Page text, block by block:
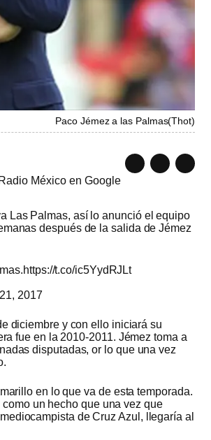
Paco Jémez a las Palmas(Thot)
México en Google
Las Palmas, así lo anunció el equipo
después de la salida de Jémez
https://t.co/ic5YydRJLt
2017
diciembre y con ello iniciará su
fue en la 2010-2011. Jémez toma a
disputadas, or lo que una vez
en lo que va de esta temporada.
un hecho que una vez que
de Cruz Azul, llegaría al